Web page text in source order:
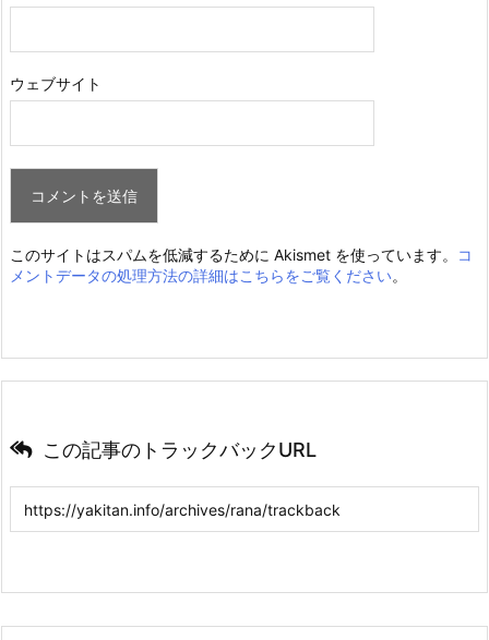
ウェブサイト
このサイトはスパムを低減するために Akismet を使っています。
コ
メントデータの処理方法の詳細はこちらをご覧ください。
この記事のトラックバックURL